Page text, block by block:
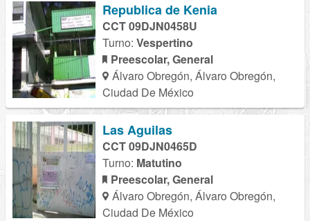
Republica de Kenia
CCT 09DJN0458U
Turno: Vespertino
Preescolar, General
Álvaro Obregón, Álvaro Obregón,
Ciudad De México
Las Aguilas
CCT 09DJN0465D
Turno: Matutino
Preescolar, General
Álvaro Obregón, Álvaro Obregón,
Ciudad De México